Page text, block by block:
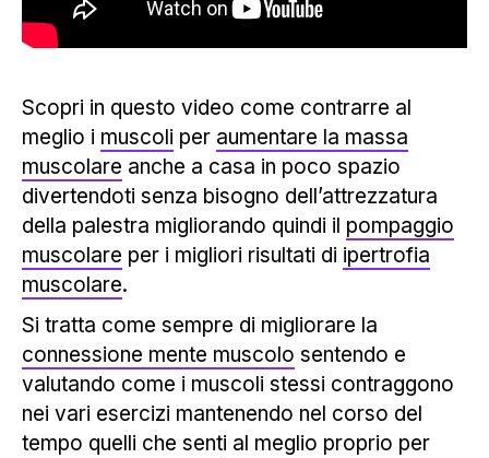
Scopri in questo video come contrarre al
meglio i muscoli per aumentare la massa
muscolare anche a casa in poco spazio
divertendoti senza bisogno dell’attrezzatura
della palestra migliorando quindi il pompaggio
muscolare per i migliori risultati di ipertrofia
muscolare.
Si tratta come sempre di migliorare la
connessione mente muscolo sentendo e
valutando come i muscoli stessi contraggono
nei vari esercizi mantenendo nel corso del
tempo quelli che senti al meglio proprio per